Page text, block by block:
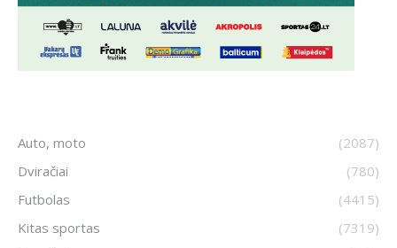
Auto, moto
(2087)
Dviračiai
(780)
Futbolas
(4415)
Kitas sportas
(7319)